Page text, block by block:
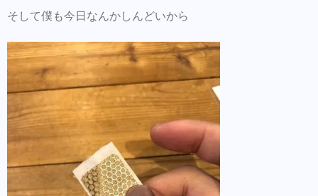
そして僕も今日なんかしんどいから